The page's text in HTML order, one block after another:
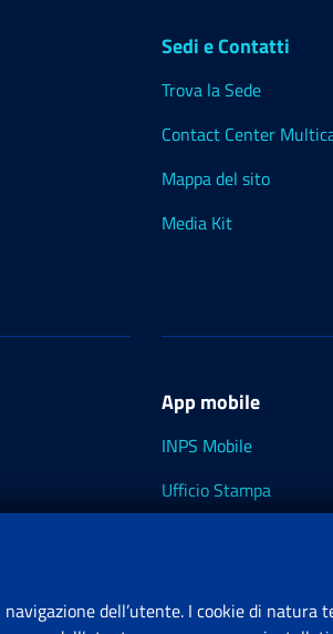
Sedi e Contatti
Trova la Sede
Contact Center
Mappa del sito
Media Kit
App mobile
INPS Mobile
Ufficio Stampa
dell’utente. I cookie di natura